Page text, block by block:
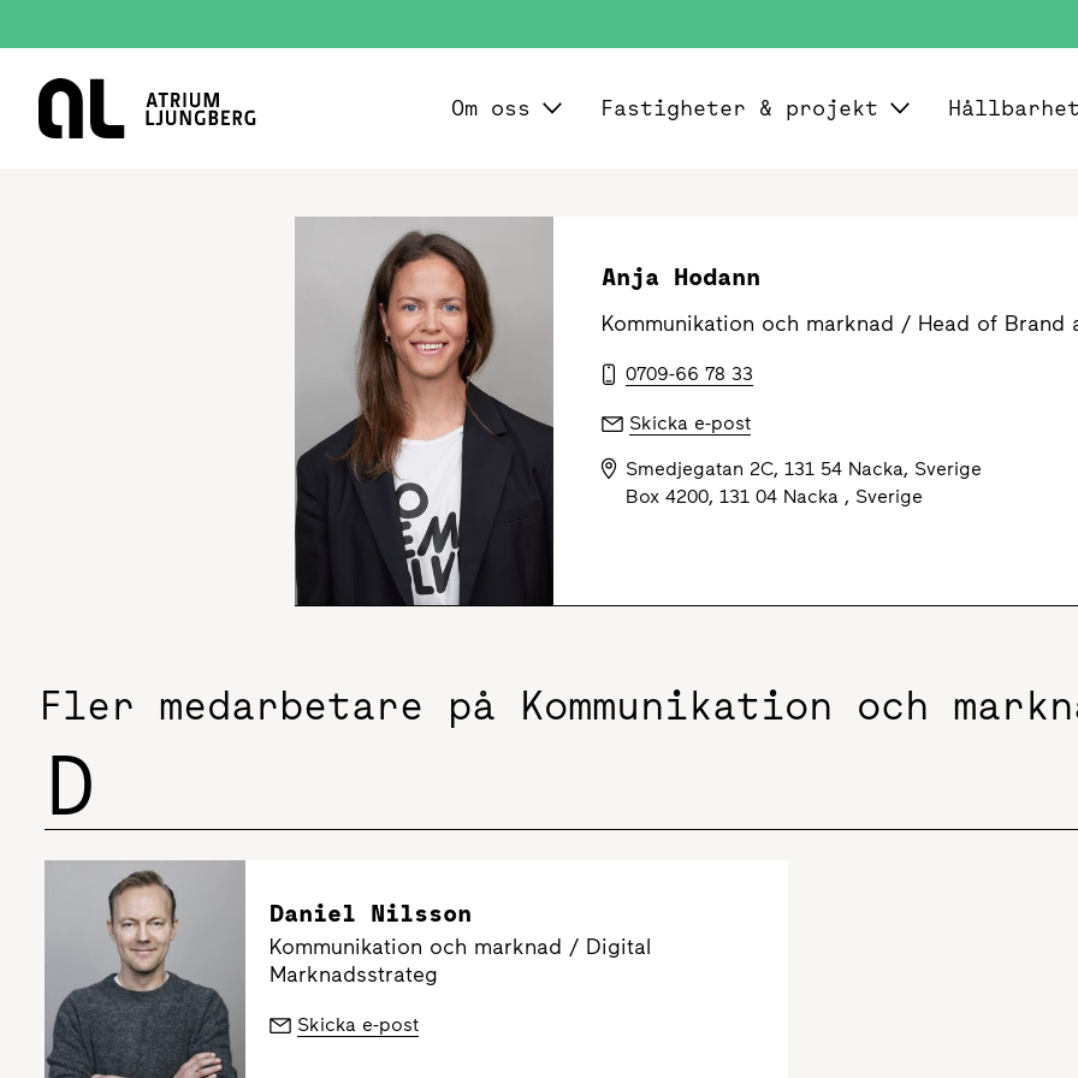
Hem
Om oss Fastigheter & projekt
Anja Hodann
Kommunikation och marknad / Head of Brand
0709-66 78 33
Skicka e-post
Smedjegatan 2C, 131 54 Nacka, Sverige
Box 4200, 131 04 Nacka , Sverige
Fler medarbetare på Kommunikation och
D
Daniel Nilsson
Kommunikation och marknad / Digital
Marknadsstrateg
Skicka e-post